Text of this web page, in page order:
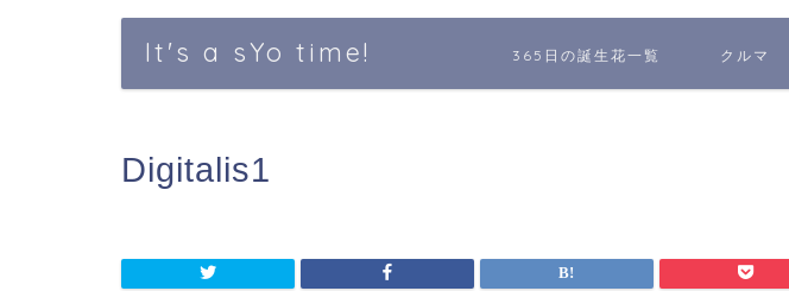
It's a sYo time! 365日の誕生花一覧 クルマ
Digitalis1